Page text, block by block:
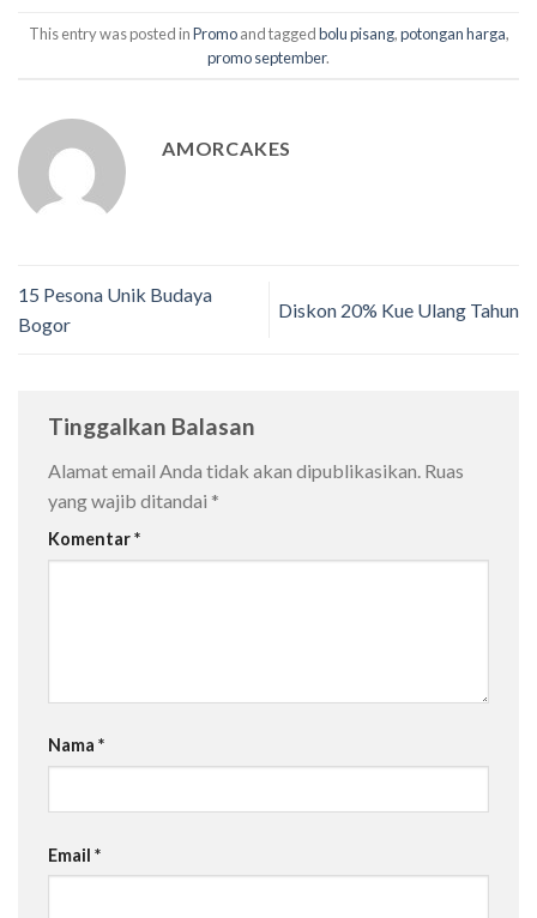
This entry was posted inPromoand taggedbolu pisang,potongan harga,
promo september.
AMORCAKES
15 Pesona Unik Budaya
Bogor
Diskon 20% Kue Ulang Tahun
Tinggalkan Balasan
Alamat email Anda tidak akan dipublikasikan. Ruas
yang wajib ditandai *
Komentar*
Nama *
Email *